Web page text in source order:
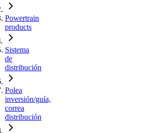
Powertrain
products
Sistema
de
distribución
Polea
inversión/guía,
correa
distribución